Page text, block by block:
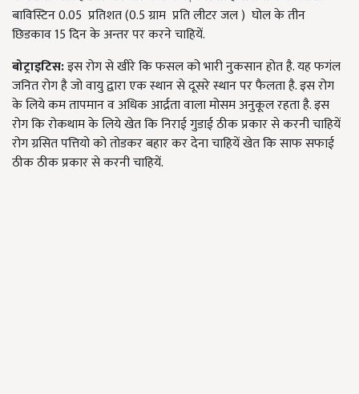
बाविस्टिन 0.05 प्रतिशत (0.5 ग्राम प्रति लीटर जल ) घोल के तीन
छिडकाव 15 दिन के अन्तर पर करने चाहियें.
बोट्राइटिस:इस रोग से खीरे कि फसल को भारी नुकसान होत है. यह फगंल
जनित रोग है जो वायु द्वारा एक स्थान से दूसरे स्थान पर फैलता है. इस रोग
के लिये कम तापमान व अधिक आर्द्रता वाला मोसम अनुकूल रहता है. इस
रोग कि रोकथाम के लिये खेत कि निराई गुडाई ठीक प्रकार से करनी चाहियें
रोग ग्रसित पत्तियो को तोडकर बहार कर देना चाहियें खेत कि साफ सफाई
ठीक ठीक प्रकार से करनी चाहियें.